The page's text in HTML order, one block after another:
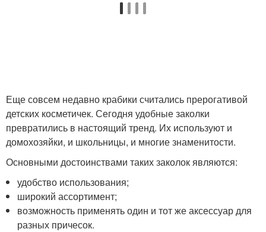
Еще совсем недавно крабики считались прерогативой
детских косметичек. Сегодня удобные заколки
превратились в настоящий тренд. Их используют и
домохозяйки, и школьницы, и многие знаменитости.
Основными достоинствами таких заколок являются:
удобство использования;
широкий ассортимент;
возможность применять один и тот же аксессуар для
разных причесок.